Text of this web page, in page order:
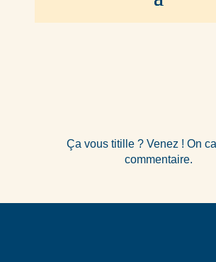
Ça vous titille ? Venez ! On
commentaire.